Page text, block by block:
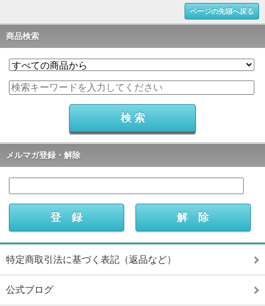
ページの先頭へ戻る
商品検索
メルマガ登録・解除
特定商取引法に基づく表記（返品など）
公式ブログ